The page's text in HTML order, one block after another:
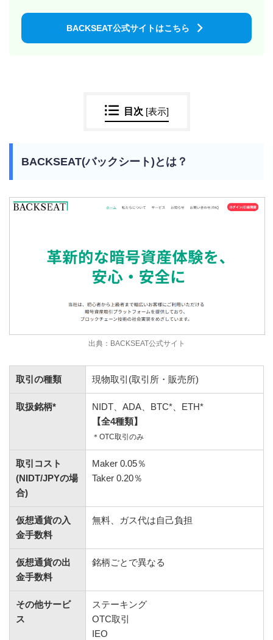
BACKSEAT公式サイトはこちら
目次 [表示]
BACKSEAT(バックシート) とは？
出典：BACKSEAT公式サイト
取引の種類 現物取引(取引所・販売所)
取扱銘柄*
NIDT、ADA、BTC*、ETH*
【全4種類】
＊OTC取引のみ
取引コスト
(NIDT/JPYの場
合)
Maker 0.05％
Taker 0.20％
仮想通貨の入
金手数料
無料、ガス代は自己負担
仮想通貨の出
金手数料
銘柄ごとで異なる
その他サービ
ス
ステーキング
OTC取引
IEO